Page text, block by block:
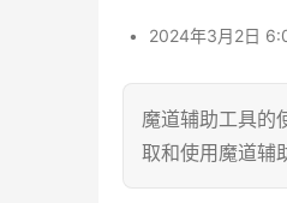
• 2024年3月2日
魔道辅助工具的
取和使用魔道辅